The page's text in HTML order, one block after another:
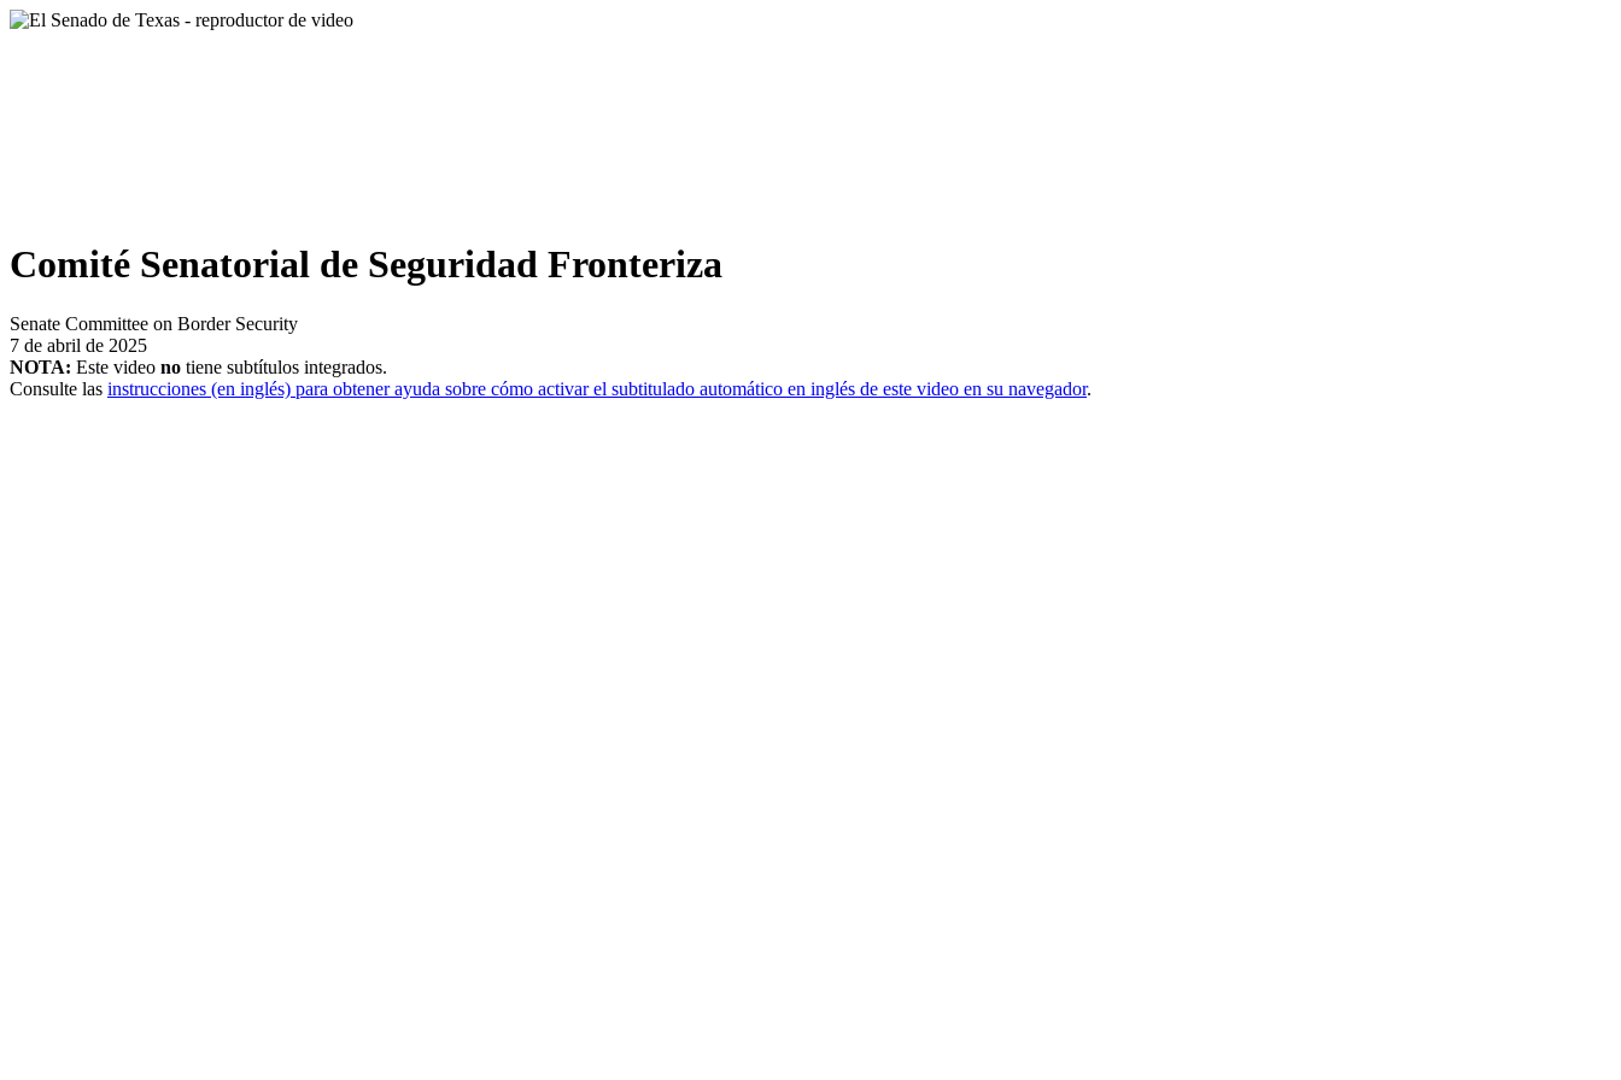
Comité Senatorial de Seguridad Fronteriza
Senate Committee on Border Security
7 de abril de 2025
NOTA: Este video no tiene subtítulos integrados.
Consulte las instrucciones (en inglés) para obtener ayuda sobre cómo activar el subtitulado automático en inglés de este video en su navegador.